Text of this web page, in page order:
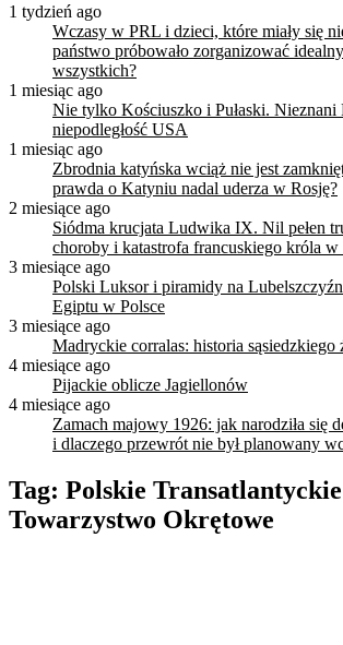
1 tydzień ago
Wczasy w PRL i dzieci, które miały się
państwo próbowało zorganizować
wszystkich?
1 miesiąc ago
Nie tylko Kościuszko i Pułaski. Nieznani
niepodległość USA
1 miesiąc ago
Zbrodnia katyńska wciąż nie jest
prawda o Katyniu nadal uderza w Rosję?
2 miesiące ago
Siódma krucjata Ludwika IX. Nil pełen
choroby i katastrofa francuskiego króla
3 miesiące ago
Polski Luksor i piramidy na
Egiptu w Polsce
3 miesiące ago
Madryckie corralas: historia sąsiedzkiego
4 miesiące ago
Pijackie oblicze Jagiellonów
4 miesiące ago
Zamach majowy 1926: jak narodziła się
i dlaczego przewrót nie był planowany
Tag: Polskie Transatlantyckie
Towarzystwo Okrętowe